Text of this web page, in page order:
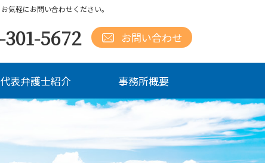
気軽にお問い合わせください。
5672 お問い合わせ
代表弁護士紹介 事務所概要